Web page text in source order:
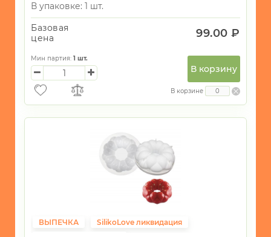
В упаковке: 1 шт.
Базовая
цена
99.00 ₽
Мин партия: 1 шт.
В корзину
В корзине
ВЫПЕЧКА
SilikoLove ликвидация